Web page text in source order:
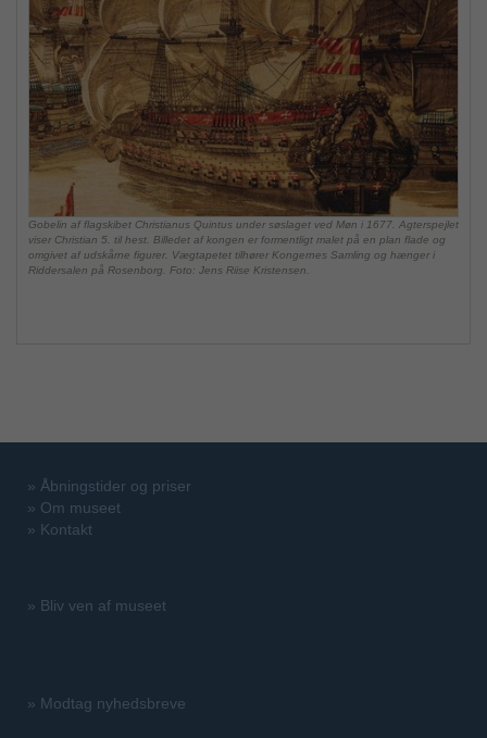
Gobelin af flagskibet Christianus Quintus under søslaget ved Møn i 1677. Agterspejlet
viser Christian 5. til hest. Billedet af kongen er formentligt malet på en plan flade og
omgivet af udskårne figurer. Vægtapetet tilhører Kongernes Samling og hænger i
Riddersalen på Rosenborg. Foto: Jens Riise Kristensen.
» Åbningstider og priser
» Om museet
» Kontakt
» Bliv ven af museet
» Modtag nyhedsbreve